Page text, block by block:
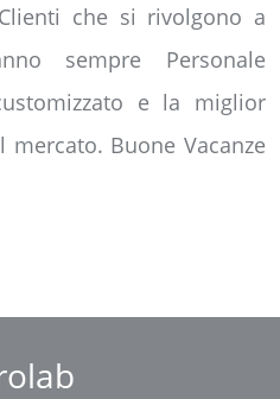
che si rivolgono a
sempre Personale
e la miglior
Buone Vacanze